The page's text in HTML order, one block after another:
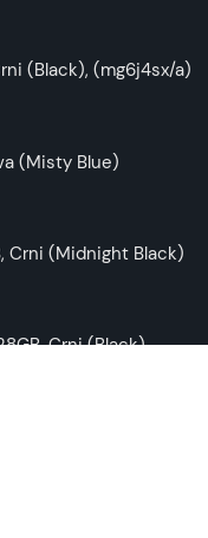
(Black), (mg6j4sx/a)
(Misty Blue)
Crni (Midnight Black)
Crni (Black)